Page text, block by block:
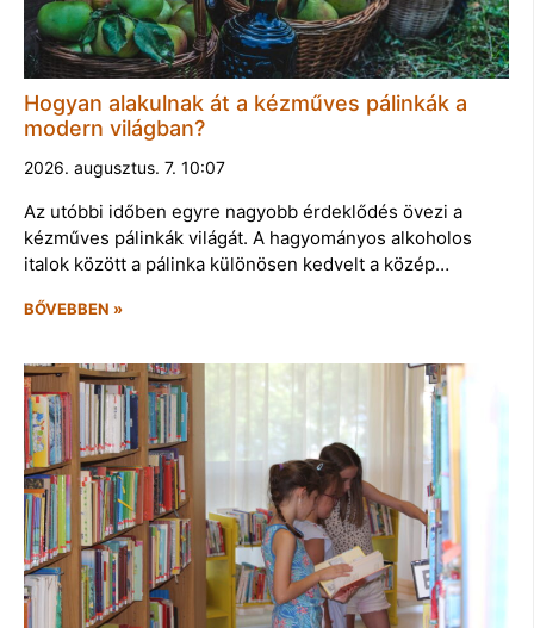
Hogyan alakulnak át a kézműves pálinkák a
modern világban?
2026. augusztus. 7. 10:07
Az utóbbi időben egyre nagyobb érdeklődés övezi a
kézműves pálinkák világát. A hagyományos alkoholos
italok között a pálinka különösen kedvelt a közép…
BŐVEBBEN »